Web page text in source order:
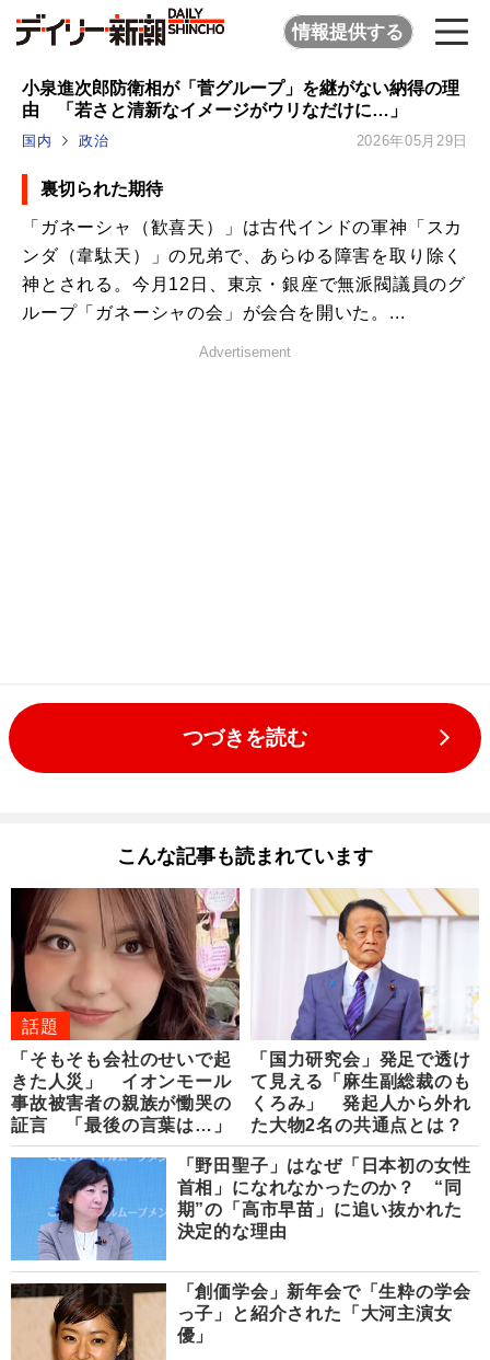
情報提供する
小泉進次郎防衛相が「菅グループ」を継がない納得の理
由 「若さと清新なイメージがウリなだけに…」
国内 政治 2026年05月29日
裏切られた期待
「ガネーシャ（歓喜天）」は古代インドの軍神「スカ
ンダ（韋駄天）」の兄弟で、あらゆる障害を取り除く
神とされる。今月12日、東京・銀座で無派閥議員のグ
ループ「ガネーシャの会」が会合を開いた。...
Advertisement
つづきを読む
こんな記事も読まれています
話題
「そもそも会社のせいで起
きた人災」 イオンモール
事故被害者の親族が慟哭の
証言 「最後の言葉は…」
「国力研究会」発足で透け
て見える「麻生副総裁のも
くろみ」 発起人から外れ
た大物2名の共通点とは？
「野田聖子」はなぜ「日本初の女性
首相」になれなかったのか？ “同
期”の「高市早苗」に追い抜かれた
決定的な理由
「創価学会」新年会で「生粋の学会
っ子」と紹介された「大河主演女
優」